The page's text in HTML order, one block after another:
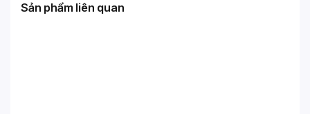
Sản phẩm liên quan